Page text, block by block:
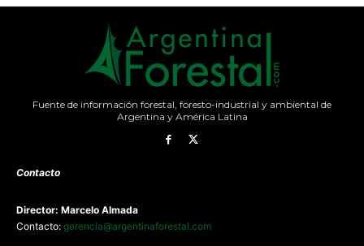
Fuente de información forestal, foresto-industrial y ambiental de
Argentina y América Latina
Contacto
Director: Marcelo Almada
Contacto: gerencia@argentinaforestal.com